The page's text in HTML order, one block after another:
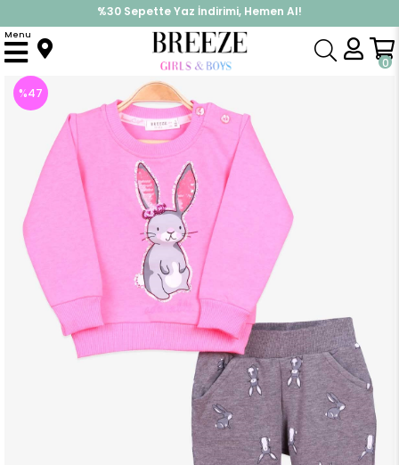
%30 Sepette Yaz İndirimi, Hemen Al!
İndirimlere ek %10 İndirimi Kap, Hemen Üye Ol!
0
Menu
Anasayfa Takımlar Eşofman Takım Kız Bebek Eşofman Takımı Tavşan Baskılı Pullu Neon Pembe (9 Ay)
%47